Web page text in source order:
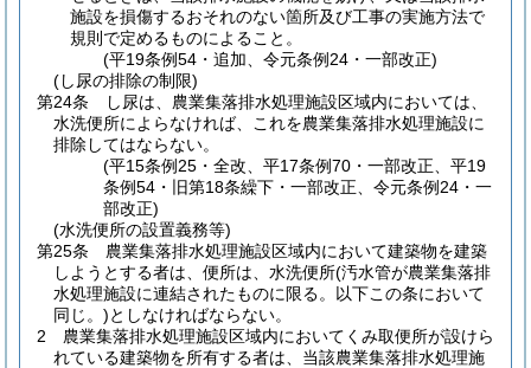
施設を損傷するおそれのない箇所及び工事の実施方法で
規則で定めるものによること。
(平19条例54・追加、令元条例24・一部改正)
(し尿の排除の制限)
第24条
し尿は、農業集落排水処理施設区域内においては、
水洗便所によらなければ、これを農業集落排水処理施設に
排除してはならない。
(平15条例25・全改、平17条例70・一部改正、平19
条例54・旧第18条繰下・一部改正、令元条例24・一
部改正)
(水洗便所の設置義務等)
第25条
農業集落排水処理施設区域内において建築物を建築
しようとする者は、便所は、水洗便所(汚水管が農業集落排
水処理施設に連結されたものに限る。以下この条において
同じ。)としなければならない。
2
農業集落排水処理施設区域内においてくみ取便所が設けら
れている建築物を所有する者は、当該農業集落排水処理施